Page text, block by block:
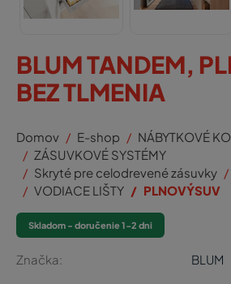
BLUM TANDEM,
BEZ TLMENIA
Domov E-shop
NÁBYTKOVÉ
ZÁSUVKOVÉ SYSTÉMY
Skryté pre celodrevené zásuvky
VODIACE LIŠTY
PLNOVÝSUV
Skladom - doručenie 1-2 dni
Značka: BLUM